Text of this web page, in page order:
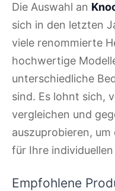
Die Auswahl an
sich in den letzten
viele renommierte
hochwertige
unterschiedliche
sind. Es lohnt sich,
vergleichen und
auszuprobieren,
für Ihre
Empfohlene